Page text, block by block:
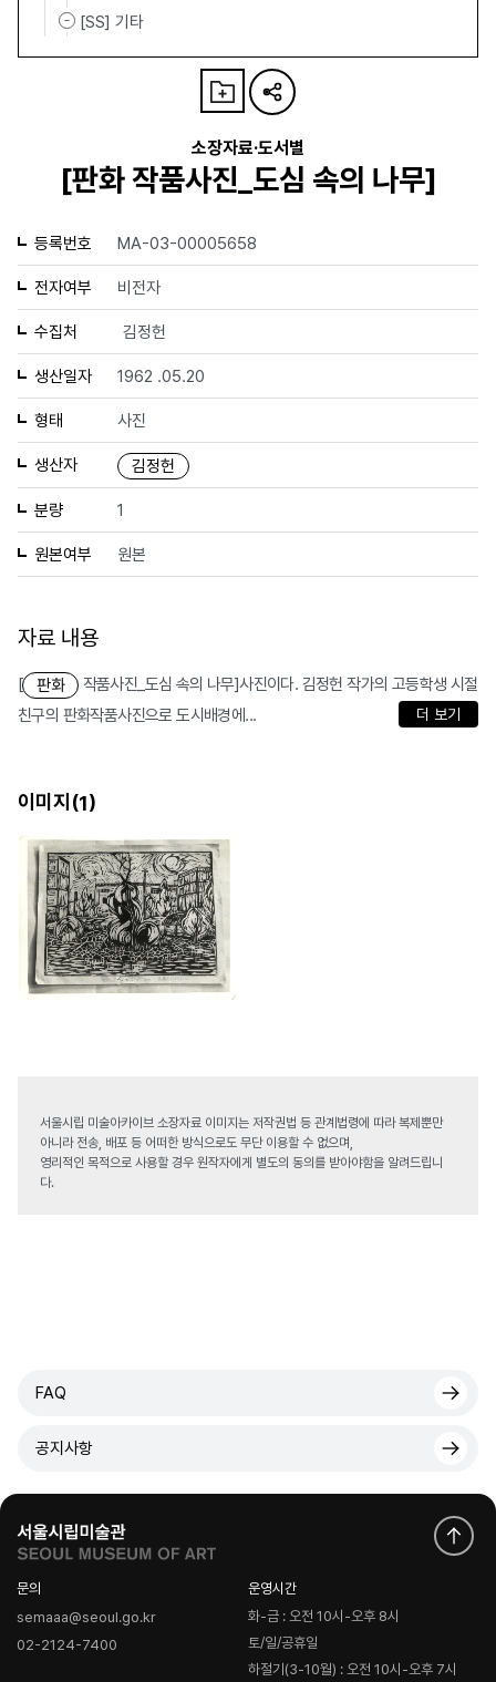
[SS] 기타
소장자료·도서별
[판화 작품사진_도심 속의 나무]
등록번호 MA-03-00005658
전자여부 비전자
수집처 김정헌
생산일자 1962 .05.20
형태 사진
생산자 김정헌
분량 1
원본여부 원본
자료 내용
[ 판화
작품사진_도심 속의 나무]사진이다. 김정헌 작가의 고등학생 시절
친구의 판화작품사진으로 도시배경에...
더 보기
이미지(1)
서울시립 미술아카이브 소장자료 이미지는 저작권법 등 관계법령에 따라 복제뿐만
아니라 전송, 배포 등 어떠한 방식으로도 무단 이용할 수 없으며,
영리적인 목적으로 사용할 경우 원작자에게 별도의 동의를 받아야함을 알려드립니
다.
FAQ
공지사항
문의
semaaa@seoul.go.kr
02-2124-7400
운영시간
화-금 : 오전 10시-오후 8시
토/일/공휴일
하절기(3-10월) : 오전 10시-오후 7시